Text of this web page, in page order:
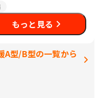
もっと見る
A型/B型の一覧から